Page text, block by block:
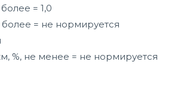
= 1,0
= не нормируется
%, не менее = не нормируется